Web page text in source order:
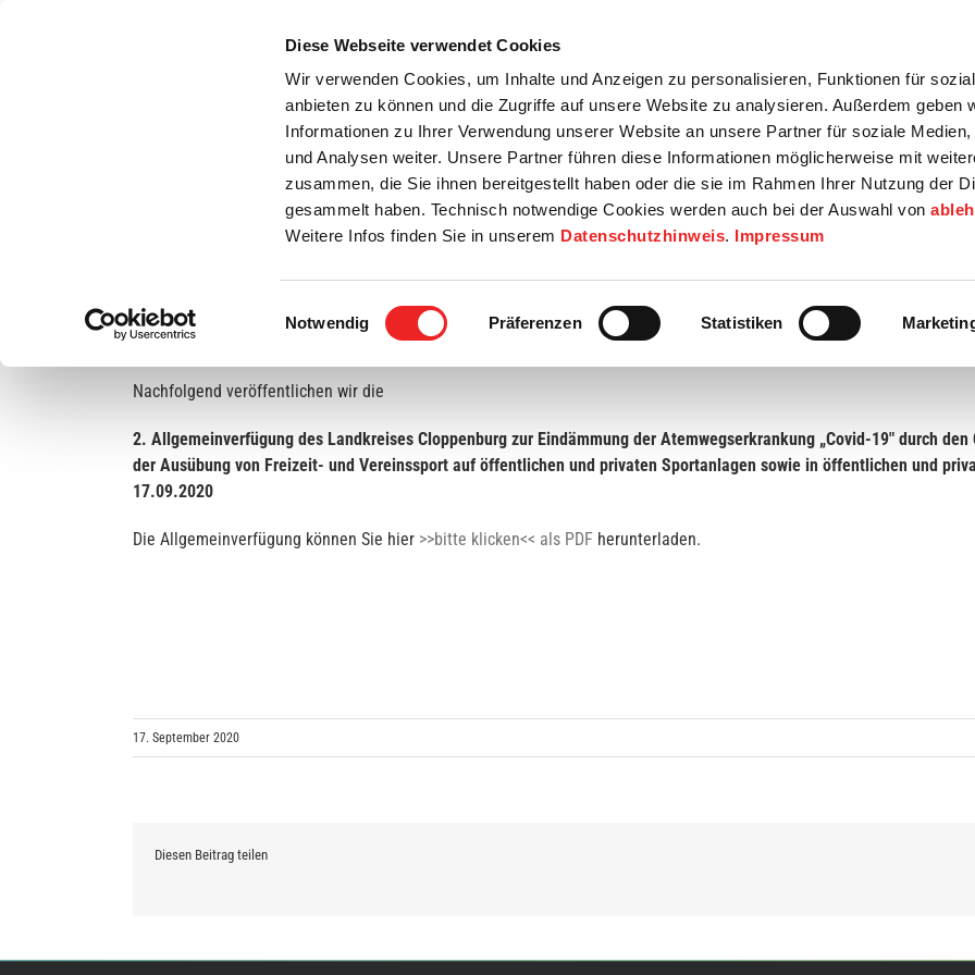
Diese Webseite verwendet Cookies
Wir verwenden Cookies, um Inhalte und Anzeigen zu personalisieren, Funktionen für
anbieten zu können und die Zugriffe auf unsere Website zu analysieren. Außerdem geben
Informationen zu Ihrer Verwendung unserer Website an unsere Partner für soziale Medien,
und Analysen weiter. Unsere Partner führen diese Informationen möglicherweise mit
zusammen, die Sie ihnen bereitgestellt haben oder die sie im Rahmen Ihrer Nutzung der
gesammelt haben. Technisch notwendige Cookies werden auch bei der Auswahl von
Weitere Infos finden Sie in unserem Datenschutzhinweis. Impressum
Einwilligungsauswahl
Notwendig Präferenzen Statistiken
Startseite
Bürgerservice Rats- / Bürgerinfo Wirtschaft / Wohnen Bildung / Soziales Touristik /
2. Allgemeinverfügung: Verbot der Ausübung von Freizeit- und Vereinssport auf öffentlichen und privaten
Nachfolgend veröffentlichen wir die
2. Allgemeinverfügung des Landkreises Cloppenburg zur Eindämmung der Atemwegserkrankung „Covid-19″ durch
der Ausübung von Freizeit- und Vereinssport auf öffent lichen und privaten Sportanlagen sowie in öffentlichen und
17.09.2020
Die Allgemeinverfügung können Sie hier >>bitte klicken<< als PDF herunterladen.
17. September 2020
Diesen Beitrag teilen